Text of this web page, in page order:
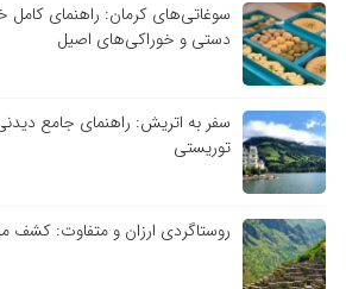
سوغاتی‌های کرمان: راهنمای کامل
دستی و خوراکی‌های اصیل
سفر به اتریش: راهنمای جامع
توریستی
روستاگردی ارزان و متفاوت: کشف